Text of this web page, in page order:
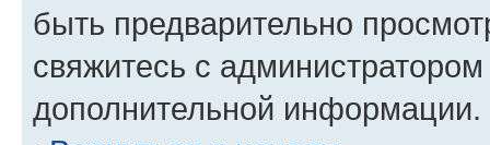
быть предварительно
свяжитесь с
дополнительной информации.